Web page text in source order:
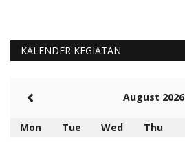
KALENDER KEGIATAN
August 2026
Mon Tue Wed Thu